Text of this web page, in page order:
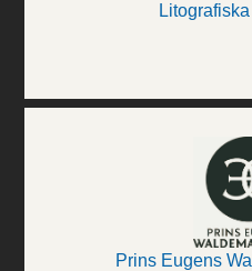
Prins Eugens